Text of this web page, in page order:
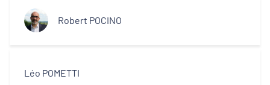
Robert POCINO
Léo POMETTI